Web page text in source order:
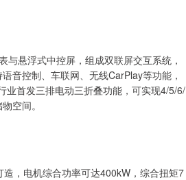
悬浮式中控屏，组成双联屏交互系统，
音控制、车联网、无线CarPlay等功能，
业首发三排电动三折叠功能，可实现4/5/6/
空间。
，电机综合功率可达400kW，综合扭矩7